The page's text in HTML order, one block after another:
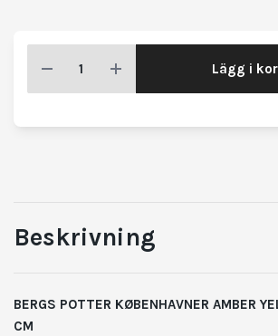
Lägg i
Beskrivning
BERGS POTTER KØBENHAVNER AMBER
CM